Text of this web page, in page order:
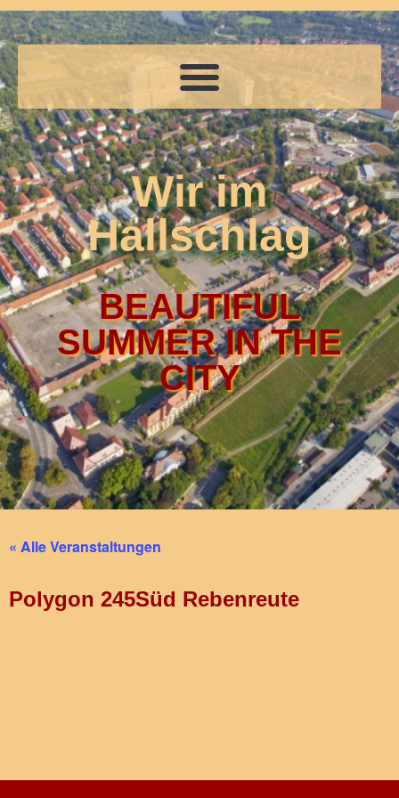
Wir im
Hallschlag
BEAUTIFUL
SUMMER IN THE
CITY
« Alle Veranstaltungen
Polygon 245Süd Rebenreute